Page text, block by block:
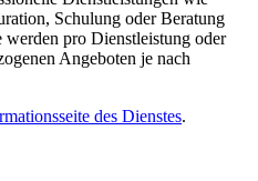
Schulung oder Beratung
werden pro Dienstleistung oder
Angeboten je nach
des Dienstes.